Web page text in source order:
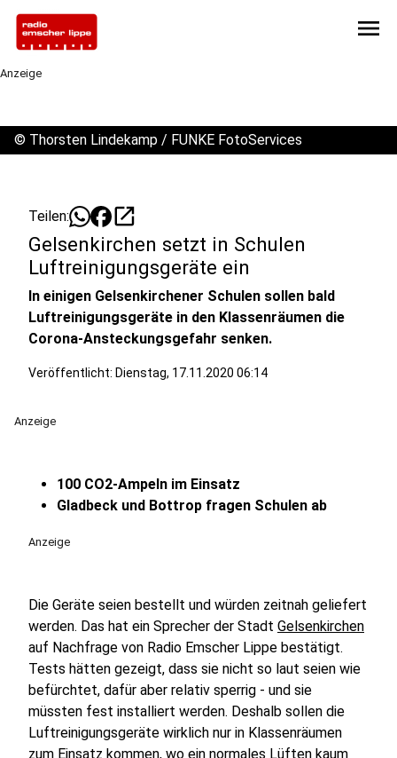
menu
Anzeige
© Thorsten Lindekamp / FUNKE FotoServices
Teilen: open_in_new
Gelsenkirchen setzt in Schulen
Luftreinigungsgeräte ein
In einigen Gelsenkirchener Schulen sollen bald
Luftreinigungsgeräte in den Klassenräumen die
Corona-Ansteckungsgefahr senken.
Veröffentlicht: Dienstag, 17.11.2020 06:14
Anzeige
100 CO2-Ampeln im Einsatz
Gladbeck und Bottrop fragen Schulen ab
Anzeige
Die Geräte seien bestellt und würden zeitnah geliefert
werden. Das hat ein Sprecher der Stadt Gelsenkirchen
auf Nachfrage von Radio Emscher Lippe bestätigt.
Tests hätten gezeigt, dass sie nicht so laut seien wie
befürchtet, dafür aber relativ sperrig - und sie
müssten fest installiert werden. Deshalb sollen die
Luftreinigungsgeräte wirklich nur in Klassenräumen
zum Einsatz kommen, wo ein normales Lüften kaum